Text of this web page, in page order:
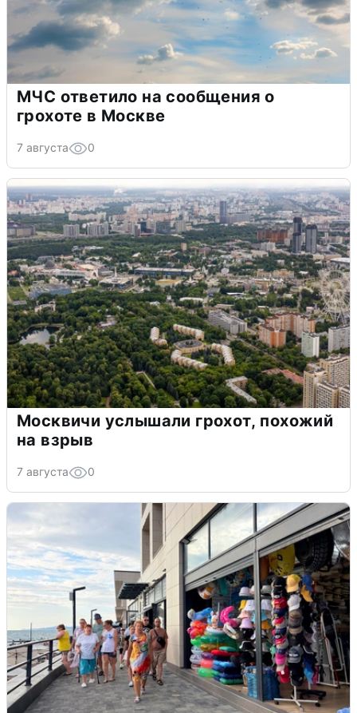
МЧС ответило на сообщения о
грохоте в Москве
7 августа 0
Москвичи услышали грохот, похожий
на взрыв
7 августа 0